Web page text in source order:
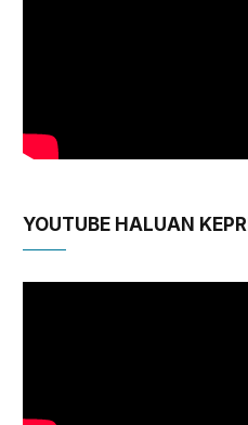
YOUTUBE HALUAN KEPRI